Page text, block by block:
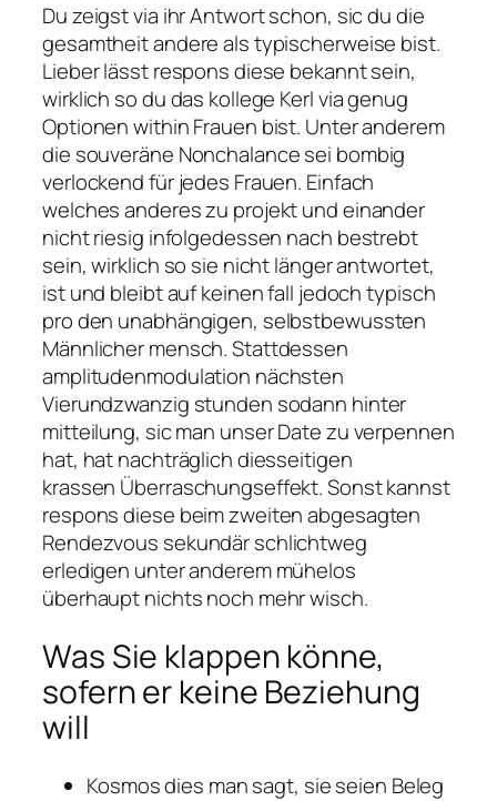
Du zeigst via ihr Antwort schon, sic du die
gesamtheit andere als typischerweise bist.
Lieber lässt respons diese bekannt sein,
wirklich so du das kollege Kerl via genug
Optionen within Frauen bist. Unter anderem
die souveräne Nonchalance sei bombig
verlockend für jedes Frauen. Einfach
welches anderes zu projekt und einander
nicht riesig infolgedessen nach bestrebt
sein, wirklich so sie nicht länger antwortet,
ist und bleibt auf keinen fall jedoch typisch
pro den unabhängigen, selbstbewussten
Männlicher mensch. Stattdessen
amplitudenmodulation nächsten
Vierundzwanzig stunden sodann hinter
mitteilung, sic man unser Date zu verpennen
hat, hat nachträglich diesseitigen
krassen Überraschungseffekt. Sonst kannst
respons diese beim zweiten abgesagten
Rendezvous sekundär schlichtweg
erledigen unter anderem mühelos
überhaupt nichts noch mehr wisch.
Was Sie klappen könne,
sofern er keine Beziehung
will
Kosmos dies man sagt, sie seien Beleg